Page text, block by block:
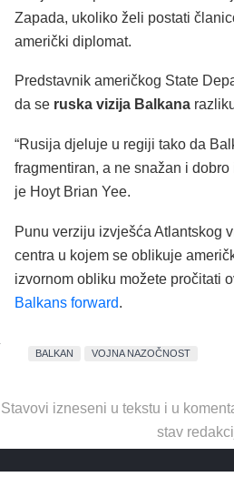
Zapada, ukoliko želi postati
američki diplomat.
Predstavnik američkog State
da se ruska vizija Balkana
“Rusija djeluje u regiji tako da
fragmentiran, a ne snažan i dobro
je Hoyt Brian Yee.
Punu verziju izvješća Atlantskog
centra u kojem se oblikuje
izvornom obliku možete pročitati
Balkans forward.
BALKAN VOJNA NAZOČNOST
Stavovi izneseni u tekstu i u
stav